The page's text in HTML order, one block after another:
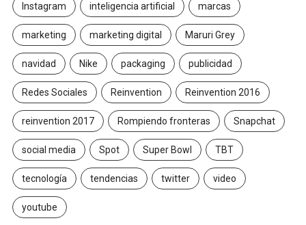
Instagram inteligencia artificial marcas
marketing marketing digital Maruri Grey
navidad Nike packaging publicidad
Redes Sociales Reinvention Reinvention 2016
reinvention 2017 Rompiendo fronteras Snapchat
social media Spot Super Bowl TBT
tecnología tendencias twitter video
youtube